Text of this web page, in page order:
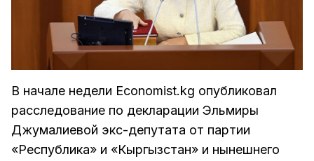
В начале недели Economist.kg опубликовал
расследование по декларации Эльмиры
Джумалиевой экс-депутата от партии
«Республика» и «Кыргызстан» и нынешнего